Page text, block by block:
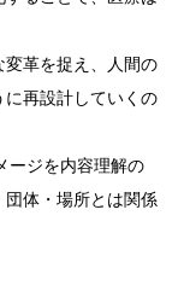
変革を捉え、人間の
再設計していくの
ージを内容理解の
体・場所とは関係